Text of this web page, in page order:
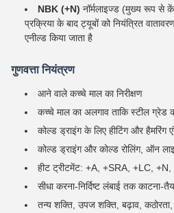
NBK (+N) नॉर्मलाइज्ड (मुख्य रूप से
प्रक्रिया के बाद ट्यूबों को नियंत्रित
एनील्ड किया जाता है
गुणवत्ता नियंत्रण
आने वाले कच्चे माल का निरीक्षण
कच्चे माल का अलगाव ताकि स्टील ग्रेड
कोल्ड ड्राइंग के लिए हीटिंग और हैमरिंग
कोल्ड ड्राइंग और कोल्ड रोलिंग, ऑन
हीट ट्रीटमेंट: +A, +SRA, +LC,
सीधा करना-निर्दिष्ट लंबाई तक काटना-
तन्य शक्ति, उपज शक्ति, बढ़ाव,